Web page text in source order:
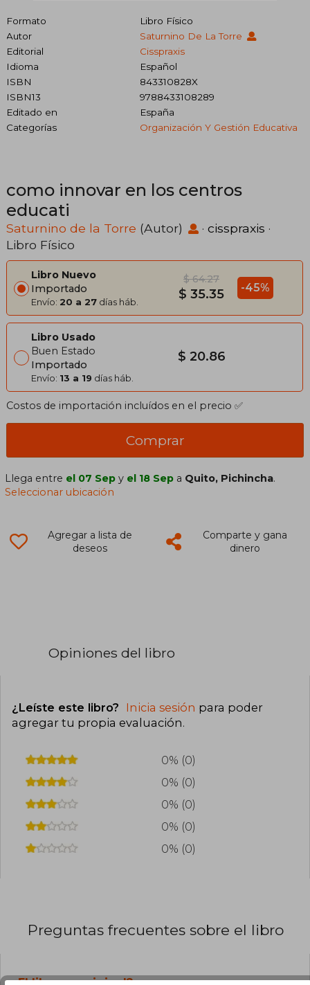
Formato
Libro Físico
Autor
Saturnino De La Torre
Editorial
Cisspraxis
Idioma
Español
ISBN
843310828X
ISBN13
9788433108289
Editado en
España
Categorías
Organización Y Gestión Educativa
como innovar en los centros
educati
Saturnino de la Torre (Autor) · cisspraxis ·
Libro Físico
Libro Nuevo
Importado
Envío: 20 a 27 días háb.
$ 64.27
$ 35.35 -45%
Libro Usado
Buen Estado
Importado
Envío: 13 a 19 días háb.
$ 20.86
Costos de importación incluídos en el precio ✅
Comprar
Llega entre el 07 Sep y el 18 Sep a Quito, Pichincha.
Seleccionar ubicación
Agregar a lista de
deseos
Comparte y gana
dinero
Opiniones del libro
¿Leíste este libro? Inicia sesión para poder
agregar tu propia evaluación.
0% (0)
0% (0)
0% (0)
0% (0)
0% (0)
Preguntas frecuentes sobre el libro
¿El libro es original?